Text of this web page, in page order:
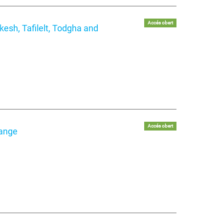
Tafilelt, Todgha and
Accés obert
Accés obert